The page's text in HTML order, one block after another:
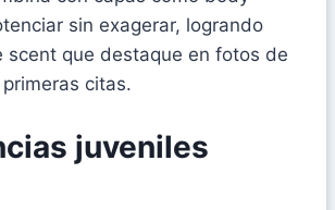
sin exagerar, logrando
scent que destaque en fotos de
citas.
juveniles